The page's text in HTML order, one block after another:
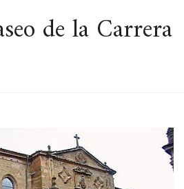
de la Carrera